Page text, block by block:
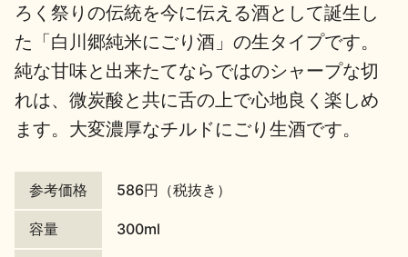
地酒川柳 地酒小説
日本酒の楽しみ方特集
ろく祭りの伝統を今に伝える酒として誕生し
た「白川郷純米にごり酒」の生タイプです。
純な甘味と出来たてならではのシャープな切
れは、微炭酸と共に舌の上で心地良く楽しめ
ます。大変濃厚なチルドにごり生酒です。
参考価格 586円（税抜き）
容量 300ml